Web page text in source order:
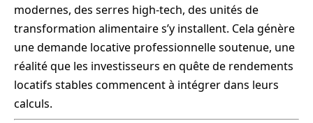
modernes, des serres high-tech, des unités de
transformation alimentaire s’y installent. Cela génère
une demande locative professionnelle soutenue, une
réalité que les investisseurs en quête de rendements
locatifs stables commencent à intégrer dans leurs
calculs.